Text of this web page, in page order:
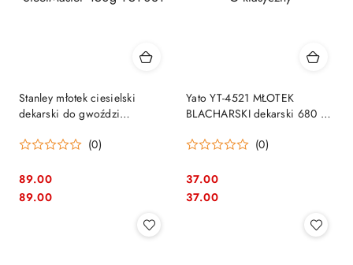
Stanley młotek ciesielski
dekarski do gwoździ
(0)
Cena:
89.00
Cena:
89.00
Yato YT-4521 MŁOTEK
BLACHARSKI dekarski 680 G
(0)
Cena:
37.00
Cena:
37.00